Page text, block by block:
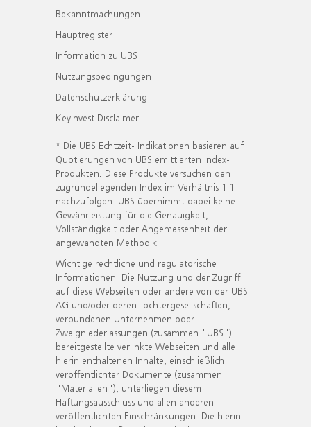
Bekanntmachungen
Hauptregister
Information zu UBS
Nutzungsbedingungen
Datenschutzerklärung
KeyInvest Disclaimer
* Die UBS Echtzeit- Indikationen basieren auf
Quotierungen von UBS emittierten Index-
Produkten. Diese Produkte versuchen den
zugrundeliegenden Index im Verhältnis 1:1
nachzufolgen. UBS übernimmt dabei keine
Gewährleistung für die Genauigkeit,
Vollständigkeit oder Angemessenheit der
angewandten Methodik.
Wichtige rechtliche und regulatorische
Informationen. Die Nutzung und der Zugriff
auf diese Webseiten oder andere von der UBS
AG und/oder deren Tochtergesellschaften,
verbundenen Unternehmen oder
Zweigniederlassungen (zusammen "UBS")
bereitgestellte verlinkte Webseiten und alle
hierin enthaltenen Inhalte, einschließlich
veröffentlichter Dokumente (zusammen
"Materialien"), unterliegen diesem
Haftungsausschluss und allen anderen
veröffentlichten Einschränkungen. Die hierin